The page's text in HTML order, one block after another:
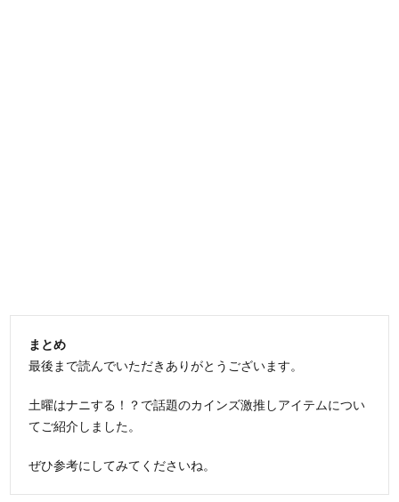
まとめ
最後まで読んでいただきありがとうございます。
土曜はナニする！？で話題のカインズ激推しアイテムについ
てご紹介しました。
ぜひ参考にしてみてくださいね。